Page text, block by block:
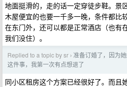
地面挺滑的，走的话一定穿徒步鞋。景
木屋便宜的也要一千多一晚，条件都比
在东门外，还可以都是正常酒店（也有
我们没住）。
Replied to a topic by sr › 准备订婚了，因为
这件事，我第一次有点想退了
同小区租房这个方案已经很好了。而且